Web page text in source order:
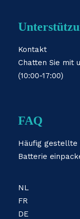
Kontakt
Chatten Sie mit
(10:00-17:00)
FAQ
Häufig gestellte
Batterie
NL
FR
DE